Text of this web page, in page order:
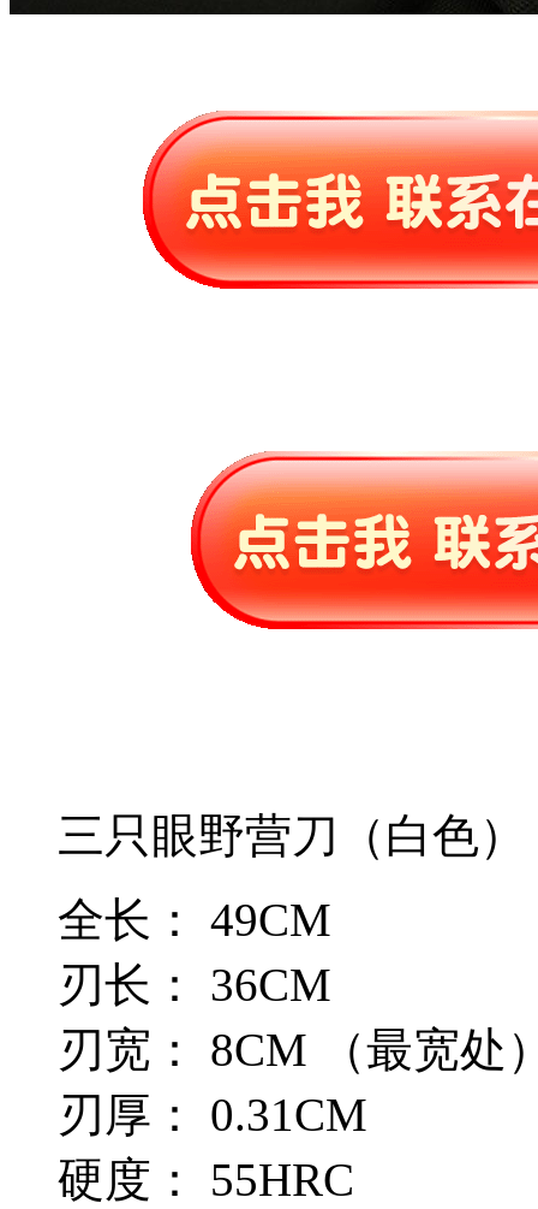
三只眼野营刀（白色）
全长： 49CM
刃长： 36CM
刃宽： 8CM （最宽处
刃厚： 0.31CM
硬度： 55HRC